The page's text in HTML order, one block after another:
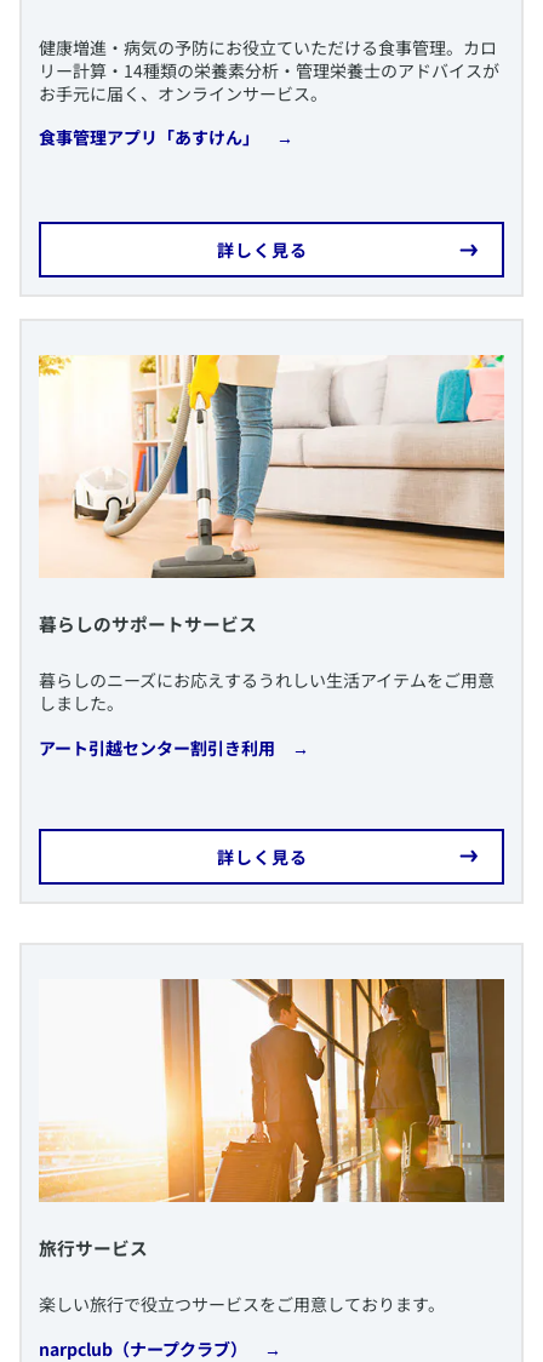
​健康増進・病気の予防にお役立ていただける食事管理。カロ
リー計算・14種類の栄養素分析・管理栄養士のアドバイスが
お手元に届く、オンラインサービス。
​食事管理アプリ「あすけん」 →
​詳しく見る
​暮らしのサポートサービス
​暮らしのニーズにお応えするうれしい生活アイテムをご用意
しました。
​アート引越センター割引き利用 →
​詳しく見る
​旅行サービス
​楽しい旅行で役立つサービスをご用意しております。
narpclub（ナープクラブ） →